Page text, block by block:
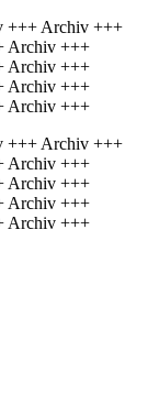
+++ Archiv +++
Archiv +++
Archiv +++
Archiv +++
Archiv +++
+++ Archiv +++
Archiv +++
Archiv +++
Archiv +++
Archiv +++